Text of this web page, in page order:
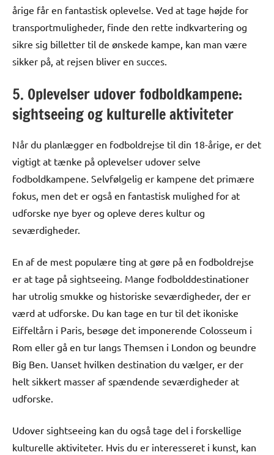
årige får en fantastisk oplevelse. Ved at tage højde for
transportmuligheder, finde den rette indkvartering og
sikre sig billetter til de ønskede kampe, kan man være
sikker på, at rejsen bliver en succes.
5. Oplevelser udover fodboldkampene:
sightseeing og kulturelle aktiviteter
Når du planlægger en fodboldrejse til din 18-årige, er det
vigtigt at tænke på oplevelser udover selve
fodboldkampene. Selvfølgelig er kampene det primære
fokus, men det er også en fantastisk mulighed for at
udforske nye byer og opleve deres kultur og
seværdigheder.
En af de mest populære ting at gøre på en fodboldrejse
er at tage på sightseeing. Mange fodbolddestinationer
har utrolig smukke og historiske seværdigheder, der er
værd at udforske. Du kan tage en tur til det ikoniske
Eiffeltårn i Paris, besøge det imponerende Colosseum i
Rom eller gå en tur langs Themsen i London og beundre
Big Ben. Uanset hvilken destination du vælger, er der
helt sikkert masser af spændende seværdigheder at
udforske.
Udover sightseeing kan du også tage del i forskellige
kulturelle aktiviteter. Hvis du er interesseret i kunst, kan